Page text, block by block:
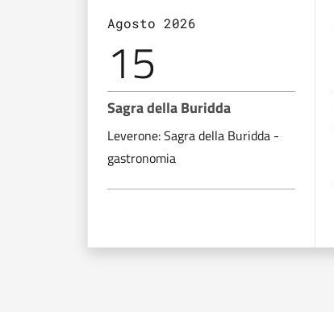
Agosto 2026
15
Sagra della Buridda
Leverone: Sagra della Buridda -
gastronomia